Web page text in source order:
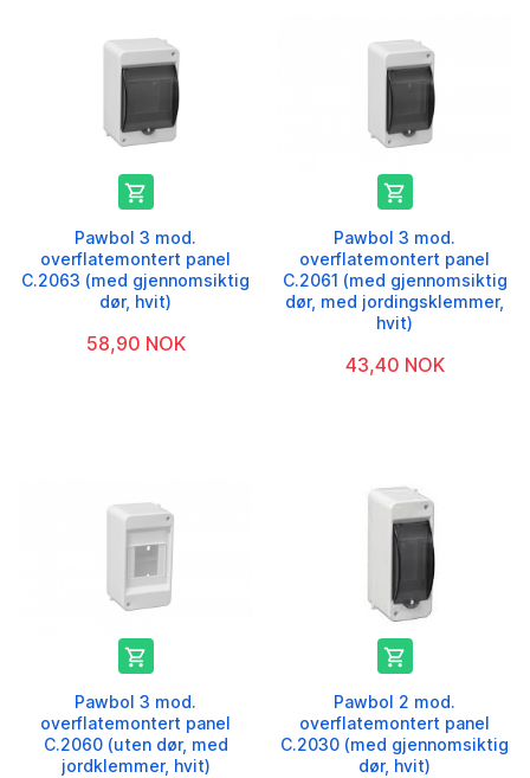

Pawbol 3 mod.
overflatemontert panel
C.2063 (med gjennomsiktig
dør, hvit)
58,90 NOK

Pawbol 3 mod.
overflatemontert panel
C.2061 (med gjennomsiktig
dør, med jordingsklemmer,
hvit)
43,40 NOK

Pawbol 3 mod.
overflatemontert panel
C.2060 (uten dør, med
jordklemmer, hvit)

Pawbol 2 mod.
overflatemontert panel
C.2030 (med gjennomsiktig
dør, hvit)